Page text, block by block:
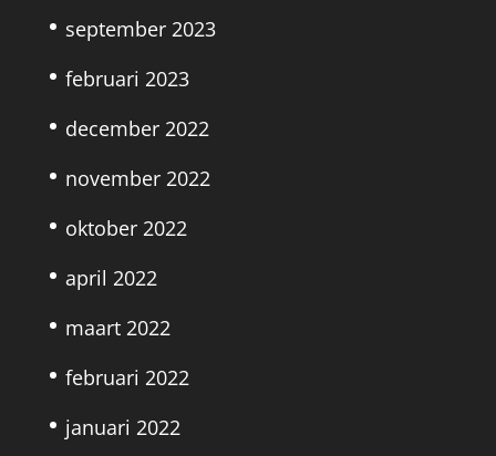
september 2023
februari 2023
december 2022
november 2022
oktober 2022
april 2022
maart 2022
februari 2022
januari 2022